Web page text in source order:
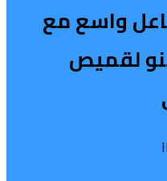
واسع مع
لقميص